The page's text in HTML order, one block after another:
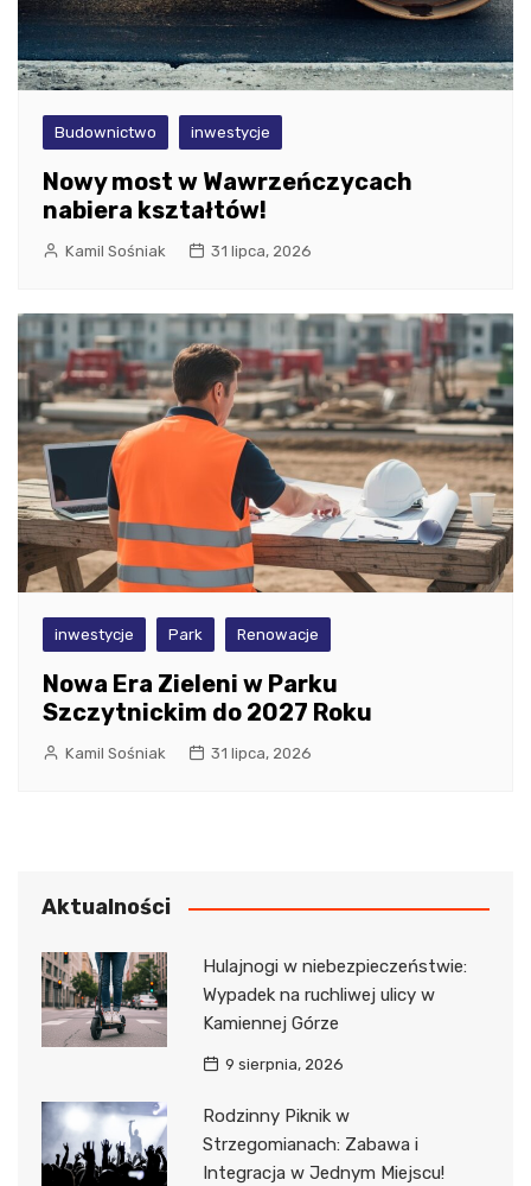
Budownictwo inwestycje
Nowy most w Wawrzeńczycach
nabiera kształtów!
Kamil Sośniak 31 lipca, 2026
inwestycje Park Renowacje
Nowa Era Zieleni w Parku
Szczytnickim do 2027 Roku
Kamil Sośniak 31 lipca, 2026
Aktualności
Hulajnogi w niebezpieczeństwie:
Wypadek na ruchliwej ulicy w
Kamiennej Górze
9 sierpnia, 2026
Rodzinny Piknik w
Strzegomianach: Zabawa i
Integracja w Jednym Miejscu!